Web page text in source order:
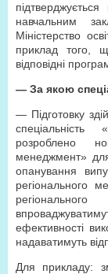
навчальним
Міністерство
приклад того,
відповідні
— За якою
— Підготовку
розроблено
менеджмент»
опанування
регіонального
ефективності
надаватимуть
Для прикладу: